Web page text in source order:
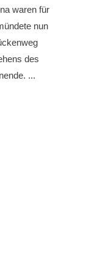
waren für
nun
des